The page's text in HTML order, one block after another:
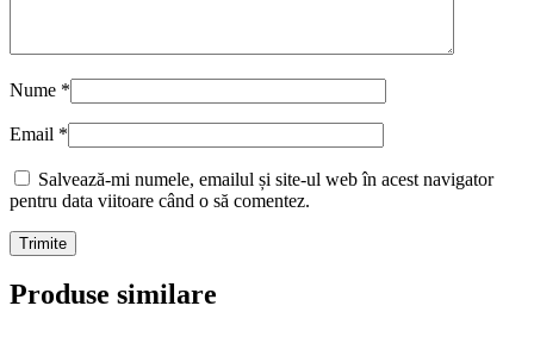
Nume *
Email *
Salvează-mi numele, emailul și site-ul web în acest navigator
pentru data viitoare când o să comentez.
Produse similare